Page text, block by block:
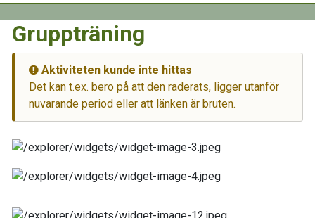
Gruppträning
Aktiviteten kunde inte hittas
Det kan t.ex. bero på att den raderats, ligger utanför
nuvarande period eller att länken är bruten.